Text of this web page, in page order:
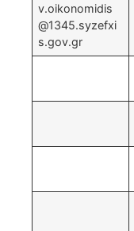
v.oikonomidis
@1345.syzefxi
s.gov.gr